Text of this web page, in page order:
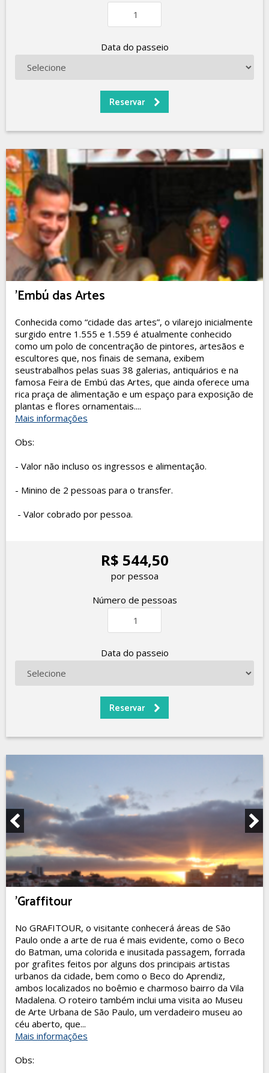
Data do passeio
'Embú das Artes
Conhecida como “cidade das artes”, o vilarejo inicialmente
surgido entre 1.555 e 1.559 é atualmente conhecido
como um polo de concentração de pintores, artesãos e
escultores que, nos finais de semana, exibem
seustrabalhos pelas suas 38 galerias, antiquários e na
famosa Feira de Embú das Artes, que ainda oferece uma
rica praça de alimentação e um espaço para exposição de
plantas e flores ornamentais....
Mais informações
Obs:
- Valor não incluso os ingressos e alimentação.
- Minino de 2 pessoas para o transfer.
- Valor cobrado por pessoa.
R$ 544,50
por pessoa
Número de pessoas
Data do passeio
'Graffitour
No GRAFITOUR, o visitante conhecerá áreas de São
Paulo onde a arte de rua é mais evidente, como o Beco
do Batman, uma colorida e inusitada passagem, forrada
por grafites feitos por alguns dos principais artistas
urbanos da cidade, bem como o Beco do Aprendiz,
ambos localizados no boêmio e charmoso bairro da Vila
Madalena. O roteiro também inclui uma visita ao Museu
de Arte Urbana de São Paulo, um verdadeiro museu ao
céu aberto, que...
Mais informações
Obs: